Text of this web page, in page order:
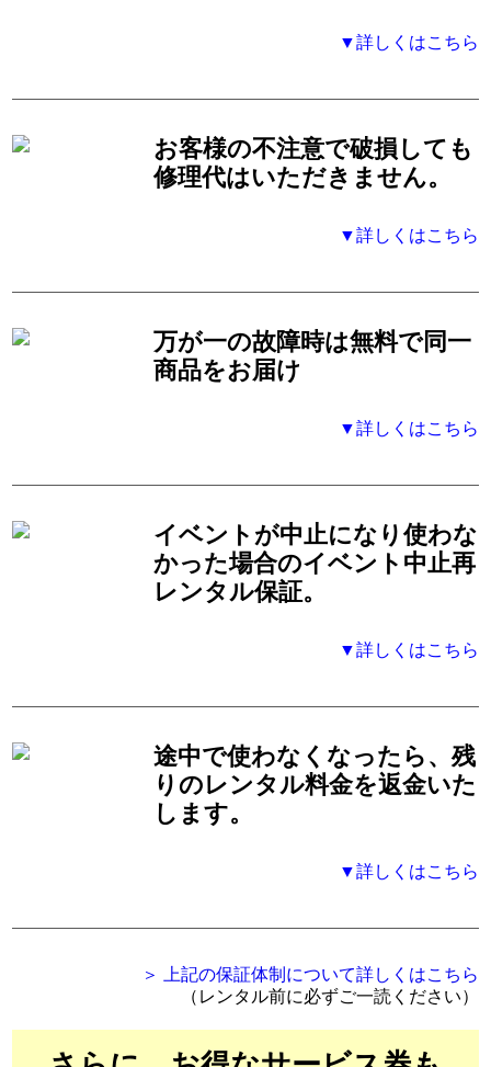
▼詳しくはこちら
お客様の不注意で破損しても
修理代はいただきません。
▼詳しくはこちら
万が一の故障時は無料で同一
商品をお届け
▼詳しくはこちら
イベントが中止になり使わな
かった場合のイベント中止再
レンタル保証。
▼詳しくはこちら
途中で使わなくなったら、残
りのレンタル料金を返金いた
します。
▼詳しくはこちら
＞ 上記の保証体制について詳しくはこちら
（レンタル前に必ずご一読ください）